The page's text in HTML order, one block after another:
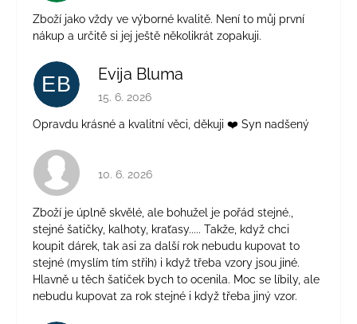
Zboží jako vždy ve výborné kvalitě. Není to můj první
nákup a určitě si jej ještě několikrát zopakuji.
EB Evija Bluma
Hodnocení obchodu je 5 z 5 hvězdiček.
15. 6. 2026
Opravdu krásné a kvalitní věci, děkuji ❤️ Syn nadšený
Hodnocení obchodu je 4 z 5 hvězdiček.
10. 6. 2026
Zboží je úplně skvělé, ale bohužel je pořád stejné.,
stejné šatičky, kalhoty, kraťasy..... Takže, když chci
koupit dárek, tak asi za další rok nebudu kupovat to
stejné (myslím tím střih) i když třeba vzory jsou jiné.
Hlavně u těch šatiček bych to ocenila. Moc se líbily, ale
nebudu kupovat za rok stejné i když třeba jiný vzor.